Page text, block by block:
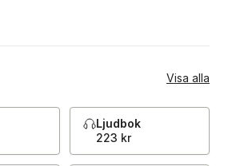
Visa alla
Ljudbok
223 kr